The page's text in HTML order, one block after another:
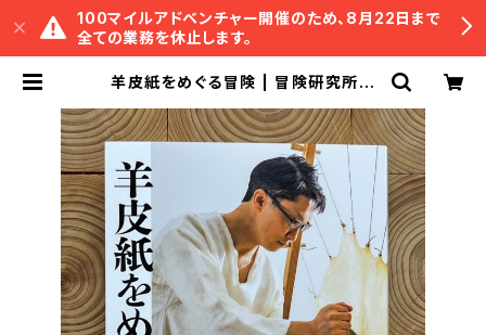
100マイルアドベンチャー開催のため、8月22日まで
全ての業務を休止します。
羊皮紙をめぐる冒険 | 冒険研究所書